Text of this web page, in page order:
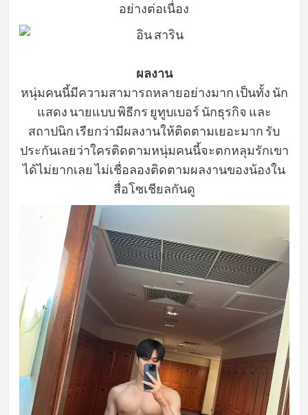
อย่างต่อเนื่อง
ผลงาน
หนุ่มคนนี้มีความสามารถหลายอย่างมาก เป็นทั้ง นัก
แสดง นายแบบ พิธีกร ยูทูบเบอร์ นักธุรกิจ และ
สถาปนิก เรียกว่ามีผลงานให้ติดตามเยอะมาก รับ
ประกันเลยว่าใครติดตามหนุ่มคนนี้จะตกหลุมรักเขา
ได้ไม่ยากเลย ไม่เชื่อลองติดตามผลงานของน้องใน
สื่อโซเชียลกันดู